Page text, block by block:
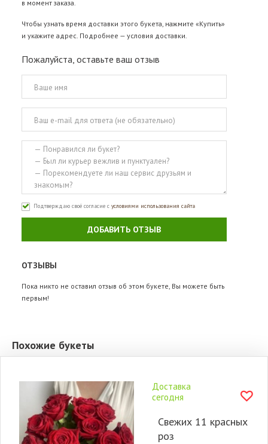
в момент заказа.
Чтобы узнать время доставки этого букета, нажмите «Купить»
и укажите адрес. Подробнее — условия доставки.
Пожалуйста, оставьте ваш отзыв
Подтверждаю своё согласие с условиями использования сайта
ДОБАВИТЬ ОТЗЫВ
ОТЗЫВЫ
Пока никто не оставил отзыв об этом букете, Вы можете быть
первым!
Похожие букеты
Доставка
сегодня
Свежих 11 красных
роз